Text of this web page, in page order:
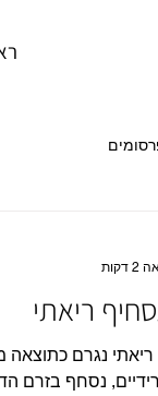
ריאתי
נגרם כתוצאה
נסחף בזרם